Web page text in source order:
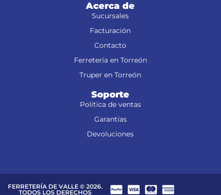
Acerca de
Sucursales
Facturación
Contacto
Ferretería en Torreón
Truper en Torreón
Soporte
Política de ventas
Garantías
Devoluciones
FERRETERÍA DE VALLE © 2026.
TODOS LOS DERECHOS